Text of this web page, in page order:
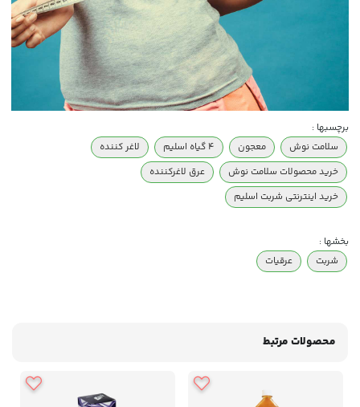
برچسبها :
سلامت نوش
معجون 4 گیاه اسلیم
لاغر کننده
خرید محصولات سلامت نوش
عرق لاغرکننده
خرید اینترنتی شربت اسلیم
بخشها :
شربت
عرقیات
محصولات مرتبط